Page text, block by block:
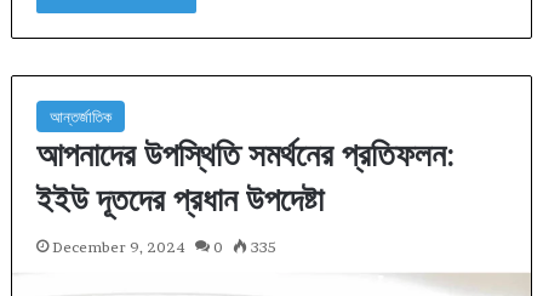
আন্তর্জাতিক
আপনাদের উপস্থিতি সমর্থনের প্রতিফলন:
ইইউ দূতদের প্রধান উপদেষ্টা
December 9, 2024 0 335